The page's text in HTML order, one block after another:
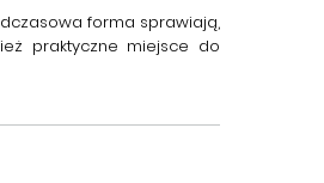
forma sprawiają,
praktyczne miejsce do